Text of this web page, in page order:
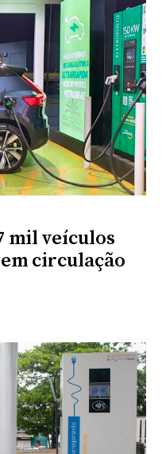
mil veículos
circulação